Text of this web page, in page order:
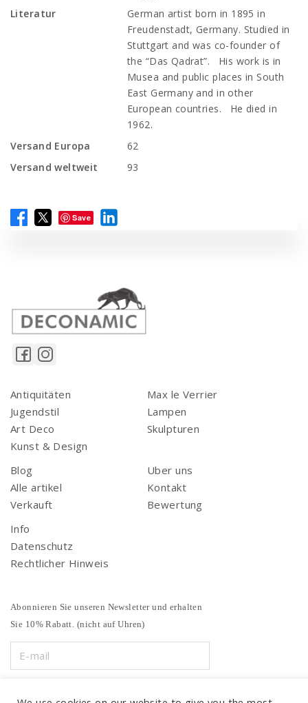
Literatur
German artist born in 1895 in
Freudenstadt, Germany. Studied in
Stuttgart and was co-founder of
the “Das Qadrat”. His work is in
Musea and public places in South
East Germany and in other
European countries. He died in
1962.
Versand Europa
62
Versand weltweit
93
Save
Antiquitäten
Jugendstil
Art Deco
Kunst & Design
Max le Verrier
Lampen
Skulpturen
Blog
Alle artikel
Verkauft
Uber uns
Kontakt
Bewertung
Info
Datenschutz
Rechtlicher Hinweis
Abonnieren Sie unseren Newsletter und erhalten
Sie 10% Rabatt. (nicht auf Uhren)